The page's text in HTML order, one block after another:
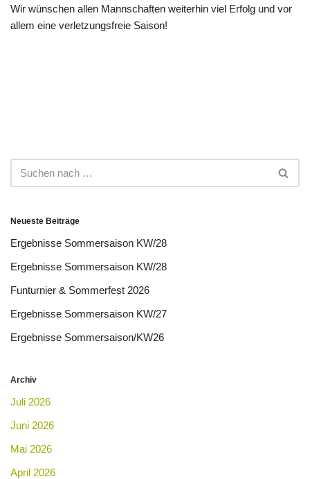
Wir wünschen allen Mannschaften weiterhin viel Erfolg und vor
allem eine verletzungsfreie Saison!
Neueste Beiträge
Ergebnisse Sommersaison KW/28
Ergebnisse Sommersaison KW/28
Funturnier & Sommerfest 2026
Ergebnisse Sommersaison KW/27
Ergebnisse Sommersaison/KW26
Archiv
Juli 2026
Juni 2026
Mai 2026
April 2026